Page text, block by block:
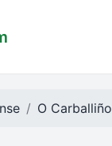
O Carballiño